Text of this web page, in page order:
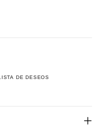
DE DESEOS